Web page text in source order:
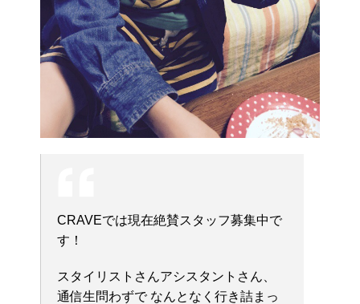
CRAVEでは現在絶賛スタッフ募集中で
す！
スタイリストさんアシスタントさん、
通信生問わずで なんとなく行き詰まっ